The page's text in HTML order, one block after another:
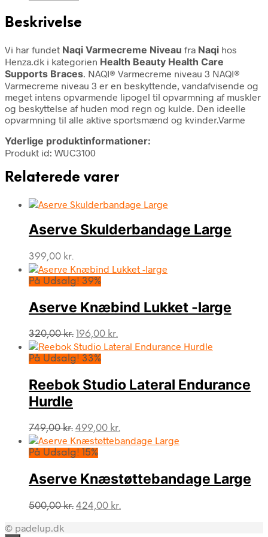
Beskrivelse
Vi har fundet Naqi Varmecreme Niveau fra Naqi hos
Henza.dk i kategorien Health Beauty Health Care
Supports Braces. NAQI® Varmecreme niveau 3 NAQI®
Varmecreme niveau 3 er en beskyttende, vandafvisende og
meget intens opvarmende lipogel til opvarmning af muskler
og beskyttelse af huden mod regn og kulde. Den ideelle
opvarmning til alle aktive sportsmænd og kvinder.Varme
Yderlige produktinformationer:
Produkt id: WUC3100
Relaterede varer
Aserve Skulderbandage Large
399,00 kr.
På Udsalg! 39%
Aserve Knæbind Lukket -large
320,00kr. Den
oprindelige
pris
320,00 kr..
196,00 kr.
aktuelle
196,00 kr..
På Udsalg! 33%
Reebok Studio Lateral Endurance
Hurdle
749,00kr. Den
oprindelige
pris
749,00 kr..
499,00 kr.
aktuelle
499,00 kr..
På Udsalg! 15%
Aserve Knæstøttebandage Large
500,00kr. Den
424,00 kr.
© padelup.dk